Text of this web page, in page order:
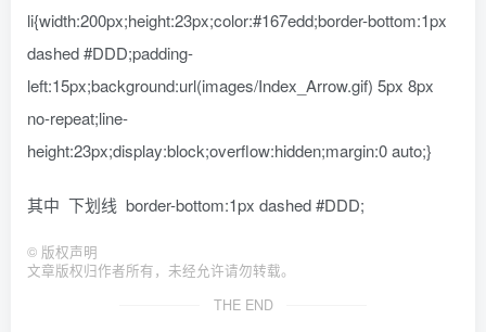
li{width:200px;height:23px;color:#167edd;border-bottom:1px
dashed #DDD;padding-
left:15px;background:url(images/Index_Arrow.gif) 5px 8px
no-repeat;line-
height:23px;display:block;overflow:hidden;margin:0 auto;}
其中 下划线 border-bottom:1px dashed #DDD;
© 版权声明
文章版权归作者所有，未经允许请勿转载。
THE END